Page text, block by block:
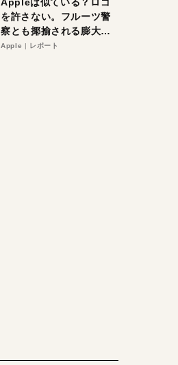
を許さない。フルーツ警
察とも揶揄される膨大な
異議申し立て。対象は非
Apple レポート